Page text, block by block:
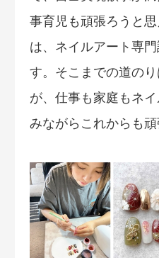
事育児も頑張ろうと
は、ネイルアート専
す。そこまでの道の
が、仕事も家庭もネ
みながらこれからも頑